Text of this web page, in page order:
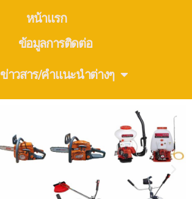
หน้าแรก
ข้อมูลการติดต่อ
ข่าวสาร/คำแนะนำต่างๆ